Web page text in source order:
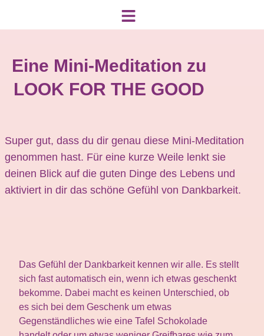
Eine Mini-Meditation zu
LOOK FOR THE GOOD
Super gut, dass du dir genau diese Mini-Meditation
genommen hast. Für eine kurze Weile lenkt sie
deinen Blick auf die guten Dinge des Lebens und
aktiviert in dir das schöne Gefühl von Dankbarkeit.
Das Gefühl der Dankbarkeit kennen wir alle. Es stellt
sich fast automatisch ein, wenn ich etwas geschenkt
bekomme. Dabei macht es keinen Unterschied, ob
es sich bei dem Geschenk um etwas
Gegenständliches wie eine Tafel Schokolade